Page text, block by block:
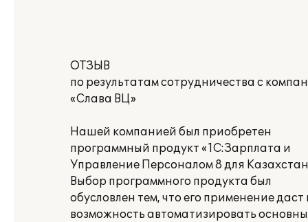
ОТЗЫВ
по результатам сотрудничества с
«Слава ВЦ»
Нашей компанией был приобретен
программный продукт «1С:Зарплата и
Управление Персоналом 8 для
Выбор программного продукта был
обусловлен тем, что его применение
возможность автоматизировать